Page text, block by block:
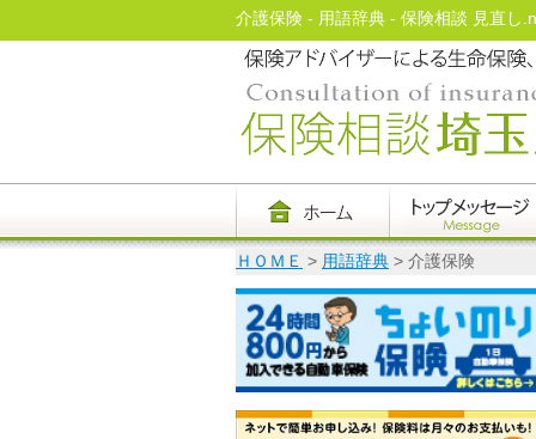
介護保険 - 用語辞典 - 保険相談 見直し
ＨＯＭＥ > 用語辞典 > 介護保険